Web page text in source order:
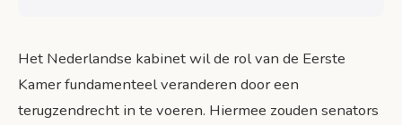
Parlementaire behandeling en procedures
Overgangsregelingen voor huidige
senatoren
Het Nederlandse kabinet wil de rol van de Eerste
Kamer fundamenteel veranderen door een
terugzendrecht in te voeren. Hiermee zouden senators